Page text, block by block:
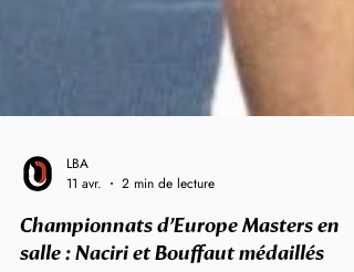
11 avr.
2 min de lecture
Championnats d’Europe Masters en